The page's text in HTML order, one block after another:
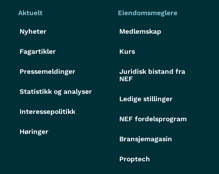
Aktuelt
Nyheter
Fagartikler
Pressemeldinger
Statistikk og analyser
Interessepolitikk
Høringer
Eiendomsmeglere
Medlemskap
Kurs
Juridisk bistand fra
NEF
Ledige stillinger
NEF fordelsprogram
Bransjemagasin
Proptech